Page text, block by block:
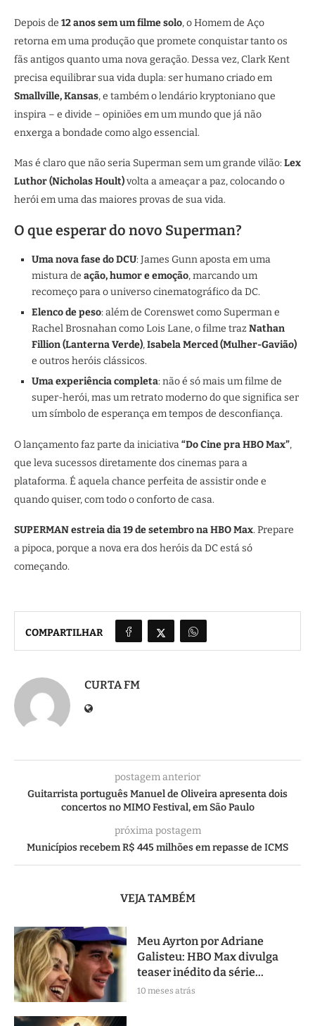
Depois de 12 anos sem um filme solo, o Homem de Aço
retorna em uma produção que promete conquistar tanto os
fãs antigos quanto uma nova geração. Dessa vez, Clark Kent
precisa equilibrar sua vida dupla: ser humano criado em
Smallville, Kansas, e também o lendário kryptoniano que
inspira – e divide – opiniões em um mundo que já não
enxerga a bondade como algo essencial.
Mas é claro que não seria Superman sem um grande vilão: Lex
Luthor (Nicholas Hoult)volta a ameaçar a paz, colocando o
herói em uma das maiores provas de sua vida.
O que esperar do novo Superman?
Uma nova fase do DCU: James Gunn aposta em uma
mistura de ação, humor e emoção, marcando um
recomeço para o universo cinematográfico da DC.
Elenco de peso: além de Corenswet como Superman e
Rachel Brosnahan como Lois Lane, o filme trazNathan
Fillion (Lanterna Verde),Isabela Merced (Mulher-Gavião)
e outros heróis clássicos.
Uma experiência completa: não é só mais um filme de
super-herói, mas um retrato moderno do que significa ser
um símbolo de esperança em tempos de desconfiança.
O lançamento faz parte da iniciativa“Do Cine pra HBO Max”,
que leva sucessos diretamente dos cinemas para a
plataforma. É aquela chance perfeita de assistir onde e
quando quiser, com todo o conforto de casa.
SUPERMAN estreia dia 19 de setembro na HBO Max. Prepare
a pipoca, porque a nova era dos heróis da DC está só
começando.
COMPARTILHAR
CURTA FM
postagem anterior
Guitarrista português Manuel de Oliveira apresenta dois
concertos no MIMO Festival, em São Paulo
próxima postagem
Municípios recebem R$ 445 milhões em repasse de ICMS
VEJA TAMBÉM
Meu Ayrton por Adriane
Galisteu: HBO Max divulga
teaser inédito da série...
10 meses atrás